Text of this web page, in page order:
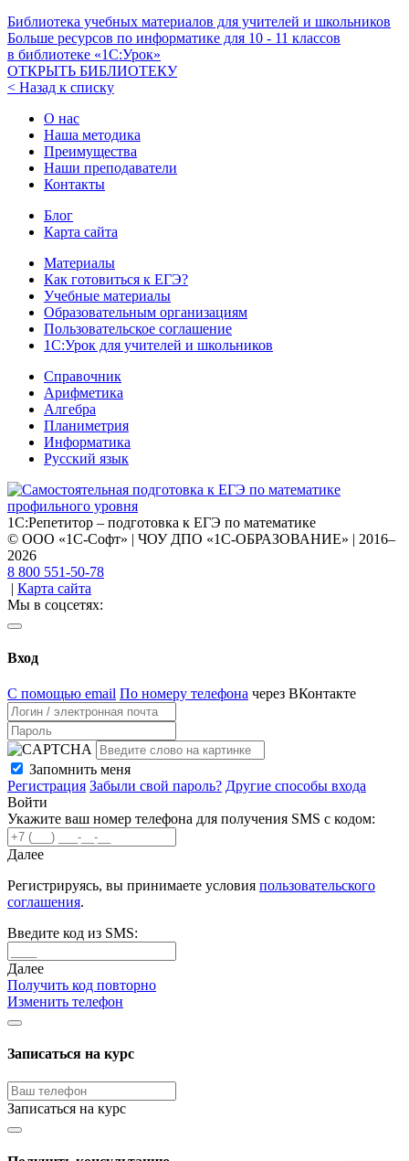
Библиотека учебных материалов для учителей и школьников
Больше ресурсов по информатике для 10 - 11 классов
в библиотеке «1С:Урок»
ОТКРЫТЬ БИБЛИОТЕКУ
< Назад к списку
О нас
Наша методика
Преимущества
Наши преподаватели
Контакты
Блог
Карта сайта
Материалы
Как готовиться к ЕГЭ?
Учебные материалы
Образовательным организациям
Пользовательское соглашение
1С:Урок для учителей и школьников
Справочник
Арифметика
Алгебра
Планиметрия
Информатика
Русский язык
1С:Репетитор – подготовка к ЕГЭ по математике
© ООО «1С-Софт» | ЧОУ ДПО «1С-ОБРАЗОВАНИЕ» | 2016–
2026
8 800 551-50-78
| Карта сайта
Мы в соцсетях:
Вход
С помощью email По номеру телефона через ВКонтакте
Запомнить меня
Регистрация Забыли свой пароль? Другие способы входа
Войти
Укажите ваш номер телефона для получения SMS с кодом:
Далее
Регистрируясь, вы принимаете условия пользовательского
соглашения.
Введите код из SMS:
Далее
Получить код повторно
Изменить телефон
Записаться на курс
Записаться на курс